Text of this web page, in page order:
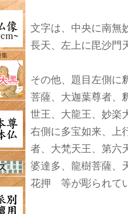
集
文字は、中央に南無
長天、左上に毘沙門
その他、題目左側に
菩薩、大迦葉尊者、
世王、大龍王、妙楽
右側に多宝如来、上
者、大梵天王、第六
婆達多、龍樹菩薩、
花押 等が彫られて